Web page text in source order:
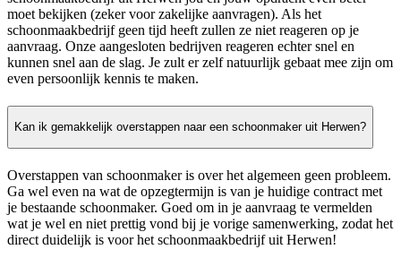
moet bekijken (zeker voor zakelijke aanvragen). Als het
schoonmaakbedrijf geen tijd heeft zullen ze niet reageren op je
aanvraag. Onze aangesloten bedrijven reageren echter snel en
kunnen snel aan de slag. Je zult er zelf natuurlijk gebaat mee zijn om
even persoonlijk kennis te maken.
Kan ik gemakkelijk overstappen naar een schoonmaker uit Herwen?
Overstappen van schoonmaker is over het algemeen geen probleem.
Ga wel even na wat de opzegtermijn is van je huidige contract met
je bestaande schoonmaker. Goed om in je aanvraag te vermelden
wat je wel en niet prettig vond bij je vorige samenwerking, zodat het
direct duidelijk is voor het schoonmaakbedrijf uit Herwen!